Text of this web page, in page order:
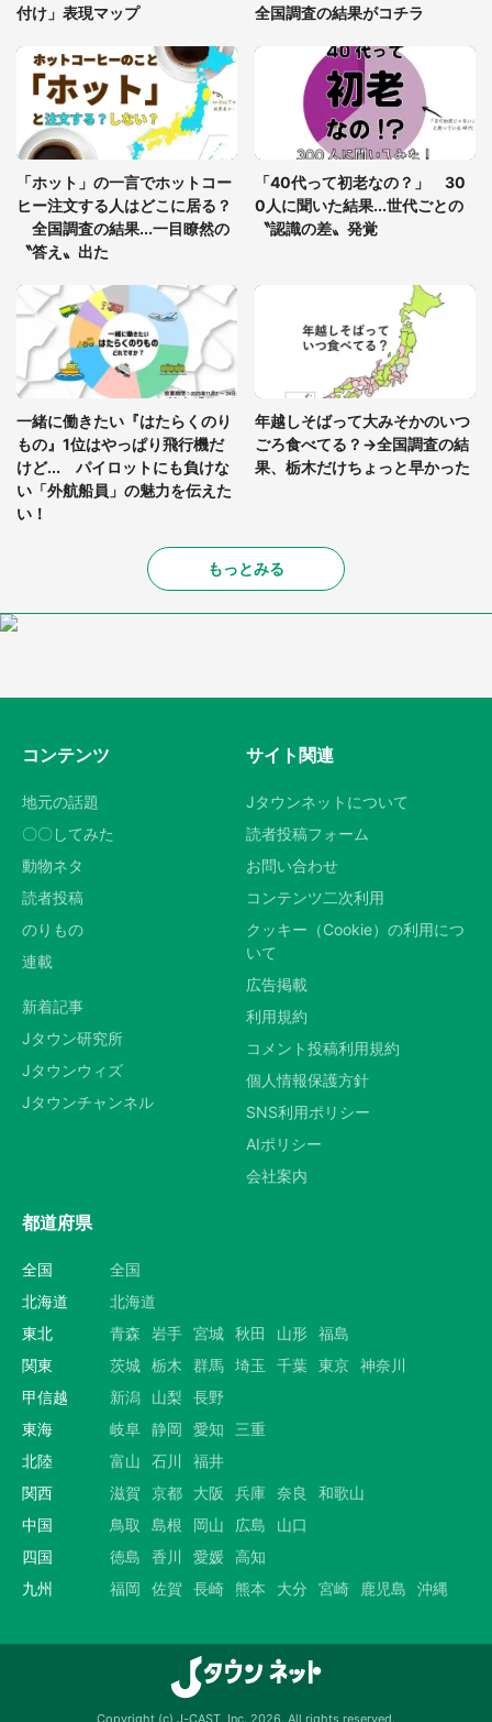
かくれんぼの鬼が振り返ると...2歳娘が〝まさかの
姿〟に 父「2～3分探しました」
発表！一番かっこいいナンバープレートランキン
グ 3位「品川」2位「湘南」、意外な1位は...
付け」表現マップ
全国調査の結果がコチラ
「ホット」の一言でホットコー
ヒー注文する人はどこに居る？
全国調査の結果...一目瞭然の
〝答え〟出た
「40代って初老なの？」 30
0人に聞いた結果...世代ごとの
〝認識の差〟発覚
一緒に働きたい『はたらくのり
もの』1位はやっぱり飛行機だ
けど... パイロットにも負けな
い「外航船員」の魅力を伝えた
い！
年越しそばって大みそかのいつ
ごろ食べてる？→全国調査の結
果、栃木だけちょっと早かった
もっとみる
コンテンツ
地元の話題
〇〇してみた
動物ネタ
読者投稿
のりもの
連載
新着記事
Jタウン研究所
Jタウンウィズ
Jタウンチャンネル
サイト関連
Jタウンネットについて
読者投稿フォーム
お問い合わせ
コンテンツ二次利用
クッキー（Cookie）の利用につ
いて
広告掲載
利用規約
コメント投稿利用規約
個人情報保護方針
SNS利用ポリシー
AIポリシー
会社案内
都道府県
全国
全国
北海道
北海道
東北
青森 岩手 宮城 秋田 山形 福島
関東
茨城 栃木 群馬 埼玉 千葉 東京 神奈川
甲信越
新潟 山梨
長野
東海
岐阜 静岡 愛知
三重
北陸
富山 石川
福井
関西
滋賀 京都 大阪 兵庫 奈良
和歌山
中国
鳥取 島根 岡山 広島
山口
四国
徳島 香川 愛媛 高知
九州
福岡 佐賀 長崎 熊本 大分 宮崎 鹿児島 沖縄
Copyright (c) J-CAST, Inc. 2026. All rights reserved.